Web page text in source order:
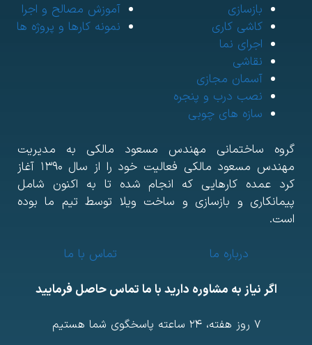
بازسازی
کاشی کاری
اجرای نما
نقاشی
آسمان مجازی
نصب درب و پنجره
سازه های چوبی
آموزش مصالح و اجرا
نمونه کارها و پروژه ها
ساختمانی مهندس مسعود مالکی به مدیریت
مهندس مسعود مالکی فعالیت خود را از سال ۱۳۹۰ آغاز
عمده کارهایی که انجام شده تا به اکنون شامل
و بازسازی و ساخت ویلا توسط تیم ما بوده
درباره ما
تماس با ما
اگر نیاز به مشاوره دارید با ما تماس حاصل فرمایید